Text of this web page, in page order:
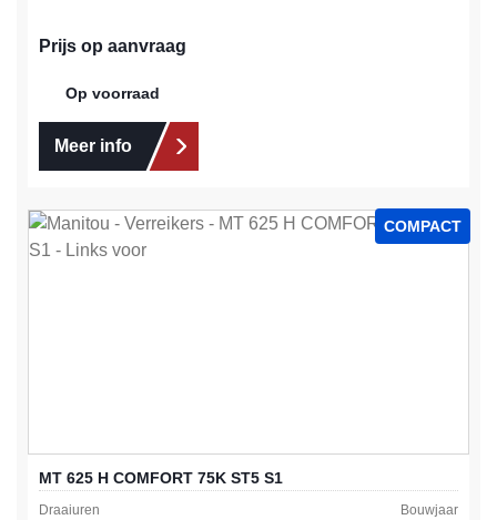
Prijs op aanvraag
Op voorraad
Meer info
COMPACT
MT 625 H COMFORT 75K ST5 S1
Draaiuren Bouwjaar